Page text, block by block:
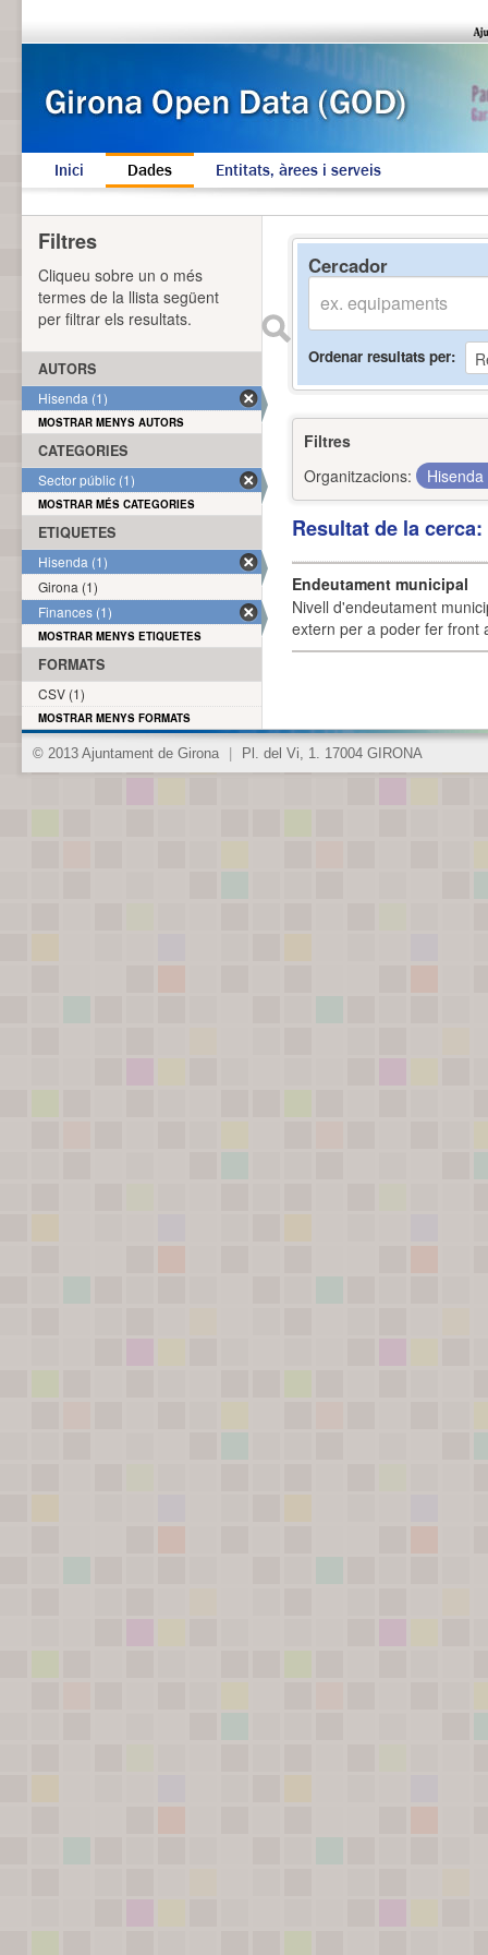
Inici Dades Entitats, àrees i serveis
Cercador
Ordenar resultats per
Filtres
Organitzacions:
Hisenda
Resultat de la
Endeutament municipal
Nivell d'endeutament
extern per a poder fer front
Filtres
Cliqueu sobre un o més
termes de la llista següent
per filtrar els resultats.
AUTORS
Hisenda (1)
MOSTRAR MENYS AUTORS
CATEGORIES
Sector públic (1)
MOSTRAR MÉS CATEGORIES
ETIQUETES
Hisenda (1)
Girona (1)
Finances (1)
MOSTRAR MENYS ETIQUETES
FORMATS
CSV (1)
MOSTRAR MENYS FORMATS
© 2013 Ajuntament de Girona Pl. del Vi, 1. 17004 GIRONA